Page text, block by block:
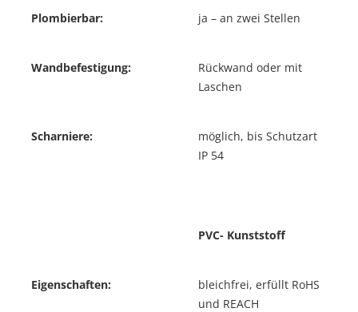
Plombierbar: ja – an zwei Stellen
Wandbefestigung:
Rückwand oder mit
Laschen
Scharniere:
möglich, bis Schutzart
IP 54
PVC- Kunststoff
Eigenschaften:
bleichfrei, erfüllt RoHS
und REACH